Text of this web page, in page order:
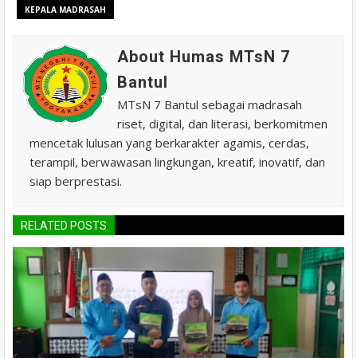
KEPALA MADRASAH
About Humas MTsN 7
Bantul
MTsN 7 Bantul sebagai madrasah
riset, digital, dan literasi, berkomitmen
mencetak lulusan yang berkarakter agamis, cerdas,
terampil, berwawasan lingkungan, kreatif, inovatif, dan
siap berprestasi.
RELATED POSTS